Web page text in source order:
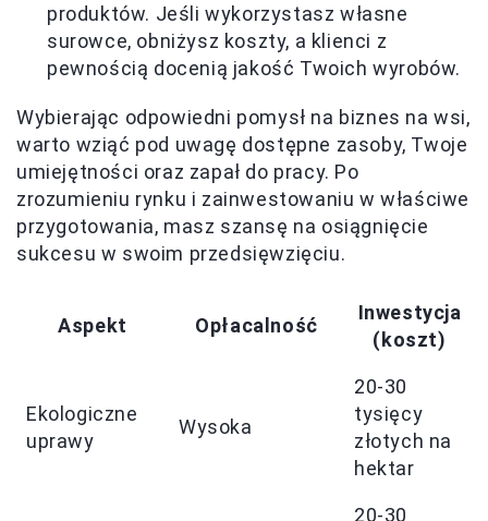
produktów. Jeśli wykorzystasz własne
surowce, obniżysz koszty, a klienci z
pewnością docenią jakość Twoich wyrobów.
Wybierając odpowiedni pomysł na biznes na wsi,
warto wziąć pod uwagę dostępne zasoby, Twoje
umiejętności oraz zapał do pracy. Po
zrozumieniu rynku i zainwestowaniu w właściwe
przygotowania, masz szansę na osiągnięcie
sukcesu w swoim przedsięwzięciu.
Aspekt Opłacalność
Inwestycja
(koszt)
Ekologiczne
uprawy
Wysoka
20-30
tysięcy
złotych na
hektar
20-30